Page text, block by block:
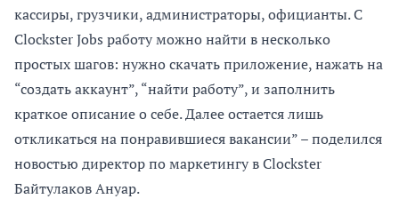
кассиры, грузчики, администраторы, официанты. С
Clockster Jobs работу можно найти в несколько
простых шагов: нужно скачать приложение, нажать на
“создать аккаунт”, “найти работу”, и заполнить
краткое описание о себе. Далее остается лишь
откликаться на понравившиеся вакансии” – поделился
новостью директор по маркетингу в Clockster
Байтулаков Ануар.